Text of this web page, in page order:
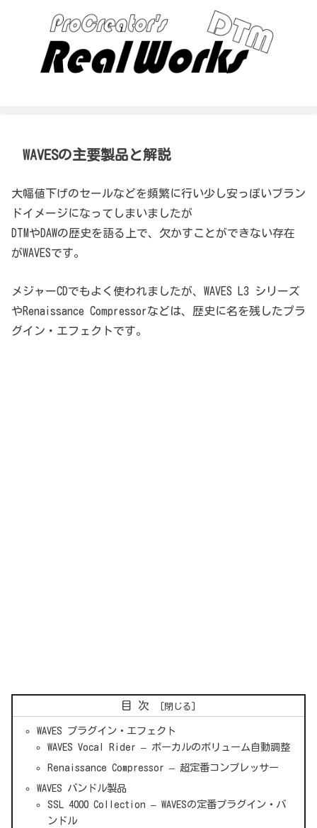
WAVESの主要製品と解説
大幅値下げのセールなどを頻繁に行い少し安っぽいブラン
ドイメージになってしまいましたが
DTMやDAWの歴史を語る上で、欠かすことができない存在
がWAVESです。
メジャーCDでもよく使われましたが、WAVES L3 シリーズ
やRenaissance Compressorなどは、歴史に名を残したプラ
グイン・エフェクトです。
目次
WAVES プラグイン・エフェクト
WAVES Vocal Rider – ボーカルのボリューム自動調整
Renaissance Compressor – 超定番コンプレッサー
WAVES バンドル製品
SSL 4000 Collection – WAVESの定番プラグイン・バ
ンドル